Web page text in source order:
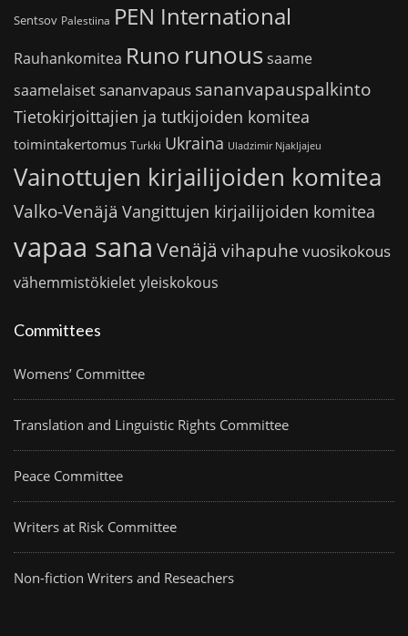
Sentsov Palestiina PEN International
Rauhankomitea Runo runoussaame
saamelaiset sananvapaus sananvapauspalkinto
Tietokirjoittajien ja tutkijoiden komitea
toimintakertomus Turkki Ukraina Uladzimir Njakljajeu
Vainottujen kirjailijoiden komitea
Valko-Venäjä Vangittujen kirjailijoiden komitea
vapaa sana Venäjä vihapuhe vuosikokous
vähemmistökieletyleiskokous
Committees
Womens’ Committee
Translation and Linguistic Rights Committee
Peace Committee
Writers at Risk Committee
Non-fiction Writers and Reseachers